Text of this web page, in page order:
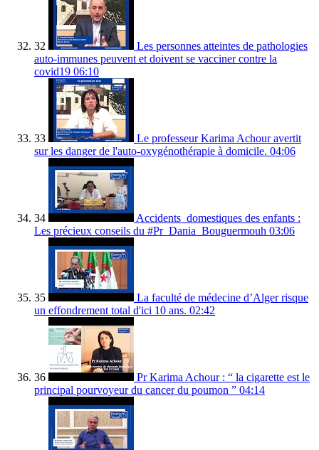
32
Les personnes atteintes de pathologies
auto-immunes peuvent et doivent se vacciner contre la
covid19 06:10
33
Le professeur Karima Achour avertit
sur les danger de l'auto-oxygénothérapie à domicile. 04:06
34
Accidents_domestiques des enfants :
Les précieux conseils du #Pr_Dania_Bouguermouh 03:06
35
La faculté de médecine d’Alger risque
un effondrement total d'ici 10 ans. 02:42
36
Pr Karima Achour : “ la cigarette est le
principal pourvoyeur du cancer du poumon ” 04:14